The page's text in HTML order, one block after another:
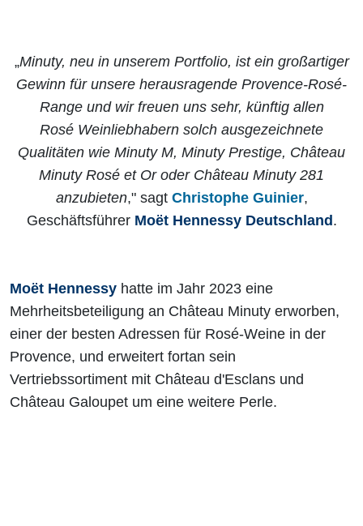
„Minuty, neu in unserem Portfolio, ist ein großartiger
Gewinn für unsere herausragende Provence-Rosé-
Range und wir freuen uns sehr, künftig allen
Rosé Weinliebhabern solch ausgezeichnete
Qualitäten wie Minuty M, Minuty Prestige, Château
Minuty Rosé et Or oder Château Minuty 281
anzubieten," sagt Christophe Guinier,
Geschäftsführer Moët Hennessy Deutschland .
Moët Hennessy hatte im Jahr 2023 eine
Mehrheitsbeteiligung an Château Minuty erworben,
einer der besten Adressen für Rosé-Weine in der
Provence, und erweitert fortan sein
Vertriebssortiment mit Château d'Esclans und
Château Galoupet um eine weitere Perle.